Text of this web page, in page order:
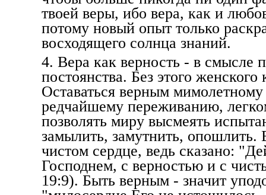
твоей веры, ибо вера, как и
потому новый опыт только
восходящего солнца знаний.
4. Вера как верность - в смысле
постоянства. Без этого женского
Оставаться верным
редчайшему переживанию,
позволять миру высмеять
замылить, замутнить, опошлить.
чистом сердце, ведь сказано:
Господнем, с верностью и с
19:9). Быть верным - значит